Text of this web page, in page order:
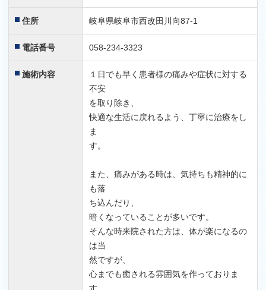
住所 岐阜県岐阜市西改田川向87-1
電話番号 058-234-3323
施術内容
１日でも早く患者様の痛みや症状に対する
不安
を取り除き、
快適な生活に戻れるよう、丁寧に治療をし
ま
す。
また、痛みがある時は、気持ちも精神的に
も落
ち込んだり、
暗くなっていることが多いです。
そんな時来院された方は、体が楽になるの
は当
然ですが、
心までも癒される雰囲気を作っておりま